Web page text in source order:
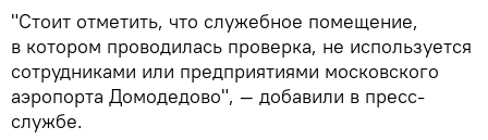
"Стоит отметить, что служебное помещение,
в котором проводилась проверка, не используется
сотрудниками или предприятиями московского
аэропорта Домодедово", — добавили в пресс-
службе.